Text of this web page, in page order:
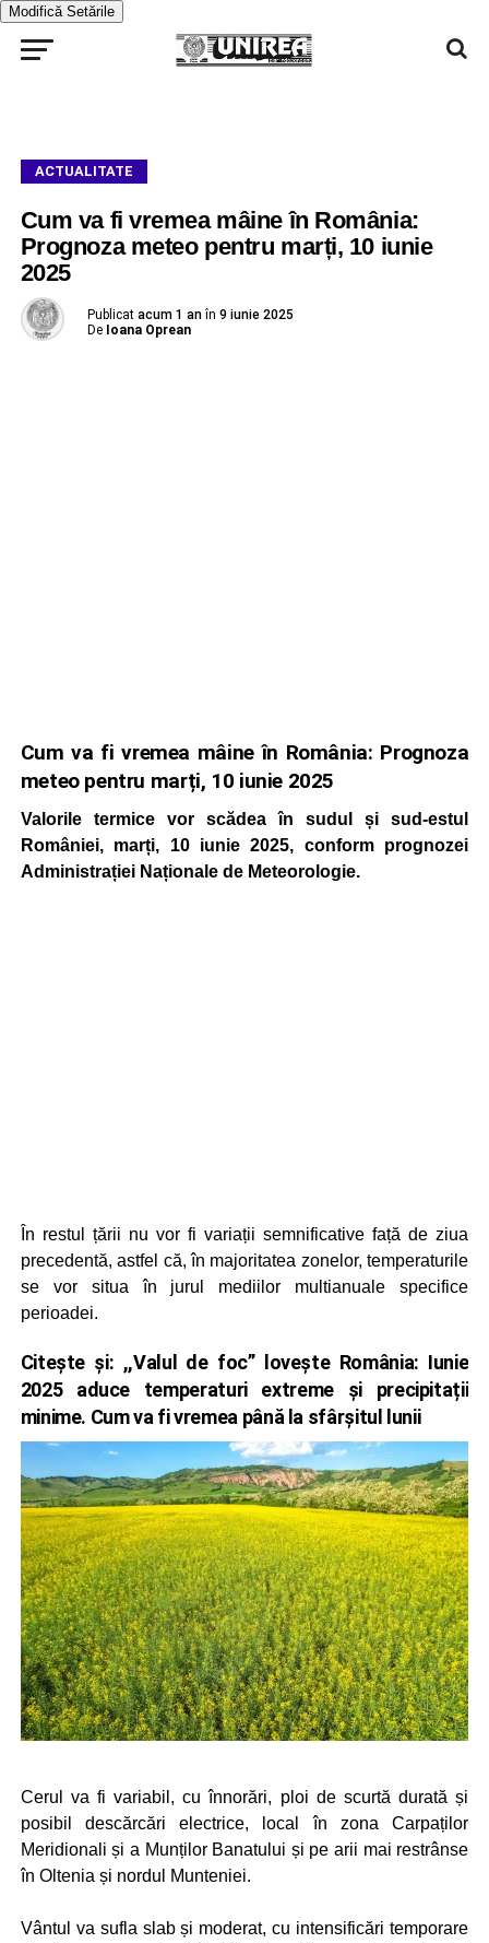
Modifică Setările
ACTUALITATE
Cum va fi vremea mâine în România:
Prognoza meteo pentru marți, 10 iunie
2025
Publicat acum 1 an în 9 iunie 2025
De Ioana Oprean
Cum va fi vremea mâine în România: Prognoza
meteo pentru marți, 10 iunie 2025
Valorile termice vor scădea în sudul și sud-estul
României, marți, 10 iunie 2025, conform prognozei
Administrației Naționale de Meteorologie.
În restul țării nu vor fi variații semnificative față de ziua
precedentă, astfel că, în majoritatea zonelor, temperaturile
se vor situa în jurul mediilor multianuale specifice
perioadei.
Citește și: ,,Valul de foc” lovește România: Iunie
2025 aduce temperaturi extreme și precipitații
minime. Cum va fi vremea până la sfârșitul lunii
Cerul va fi variabil, cu înnorări, ploi de scurtă durată și
posibil descărcări electrice, local în zona Carpaților
Meridionali și a Munților Banatului și pe arii mai restrânse
în Oltenia și nordul Munteniei.
Vântul va sufla slab și moderat, cu intensificări temporare